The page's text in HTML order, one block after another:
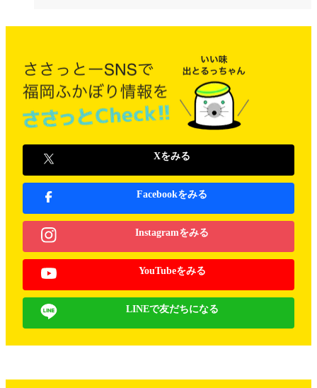
Xをみる
Facebookをみる
Instagramをみる
YouTubeをみる
LINEで友だちになる